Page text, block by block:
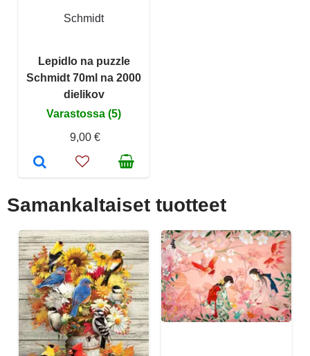
Schmidt
Lepidlo na puzzle
Schmidt 70ml na 2000
dielikov
Varastossa (5)
9,00 €
Samankaltaiset tuotteet